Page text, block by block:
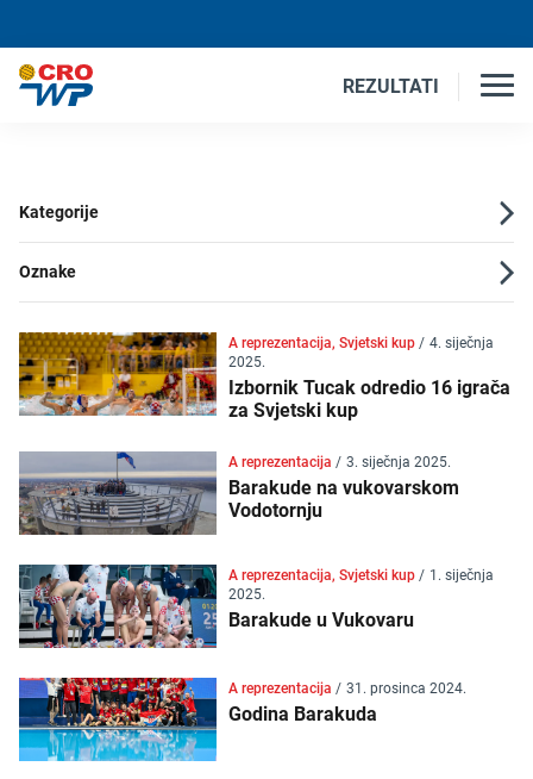
REZULTATI
Kategorije
Oznake
A reprezentacija, Svjetski kup/ 4. siječnja
2025.
Izbornik Tucak odredio 16 igrača
za Svjetski kup
A reprezentacija/ 3. siječnja 2025.
Barakude na vukovarskom
Vodotornju
A reprezentacija, Svjetski kup/ 1. siječnja
2025.
Barakude u Vukovaru
A reprezentacija/ 31. prosinca 2024.
Godina Barakuda